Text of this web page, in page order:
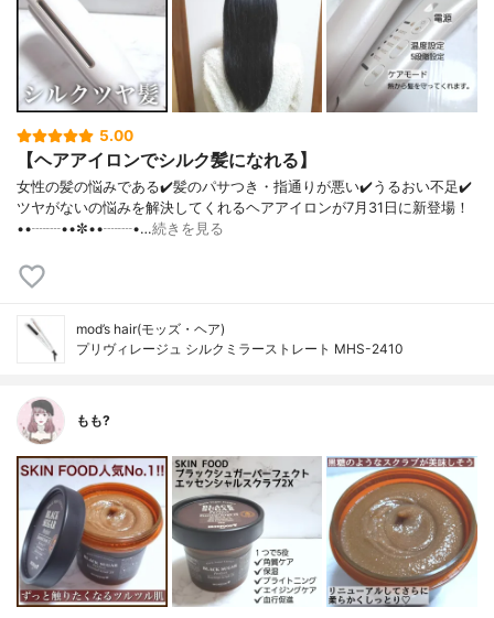
5.00
【ヘアアイロンでシルク髪になれる】
女性の髪の悩みである✔️髪のパサつき・指通りが悪い✔️うるおい不足✔️
ツヤがないの悩みを解決してくれるヘアアイロンが7月31日に新登場！
••┈┈••✼••┈┈•…続きを見る
mod’s hair(モッズ・ヘア)
プリヴィレージュ シルクミラーストレート MHS-2410
もも?